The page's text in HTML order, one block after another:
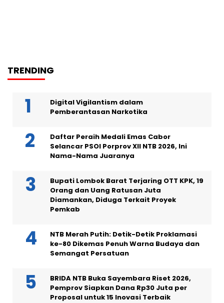
TRENDING
Digital Vigilantism dalam
Pemberantasan Narkotika
Daftar Peraih Medali Emas Cabor
Selancar PSOI Porprov XII NTB 2026, Ini
Nama-Nama Juaranya
Bupati Lombok Barat Terjaring OTT KPK, 19
Orang dan Uang Ratusan Juta
Diamankan, Diduga Terkait Proyek
Pemkab
NTB Merah Putih: Detik-Detik Proklamasi
ke-80 Dikemas Penuh Warna Budaya dan
Semangat Persatuan
BRIDA NTB Buka Sayembara Riset 2026,
Pemprov Siapkan Dana Rp30 Juta per
Proposal untuk 15 Inovasi Terbaik